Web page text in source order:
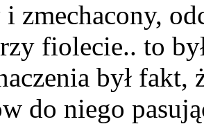
zmechacony,
fiolecie.. to
był fakt,
do niego